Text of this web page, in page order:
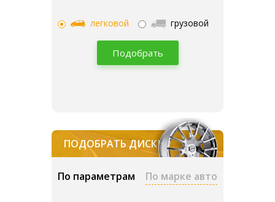
легковой грузовой
Подобрать
ПОДОБРАТЬ ДИСКИ
По параметрам По марке авто